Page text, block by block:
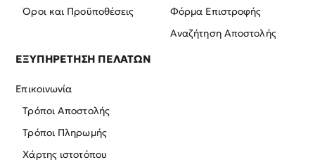
Όροι και Προϋποθέσεις
Φόρμα Επιστροφής
Αναζήτηση Αποστολής
ΕΞΥΠΗΡΕΤΗΣΗ ΠΕΛΑΤΩΝ
Επικοινωνία
Τρόποι Αποστολής
Τρόποι Πληρωμής
Χάρτης ιστοτόπου